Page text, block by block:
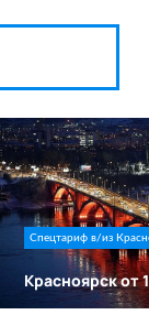
Спецтариф в/из
Красноярск от